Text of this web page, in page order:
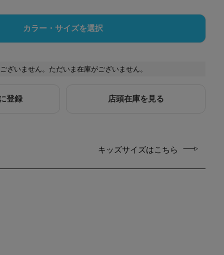
カラー・サイズを選択
ざいません。ただいま在庫がございません。
登録 店頭在庫を見る
キッズサイズはこちら